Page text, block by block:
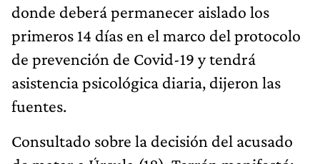
donde deberá permanecer aislado los
primeros 14 días en el marco del protocolo
de prevención de Covid-19 y tendrá
asistencia psicológica diaria, dijeron las
fuentes.
Consultado sobre la decisión del acusado